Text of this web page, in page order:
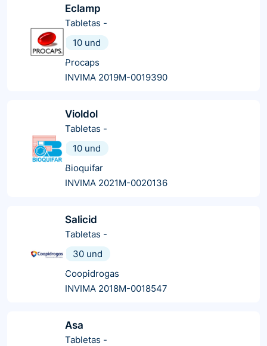
Eclamp
Tabletas -
10 und
Procaps
INVIMA 2019M-0019390
Violdol
Tabletas -
10 und
Bioquifar
INVIMA 2021M-0020136
Salicid
Tabletas -
30 und
Coopidrogas
INVIMA 2018M-0018547
Asa
Tabletas -